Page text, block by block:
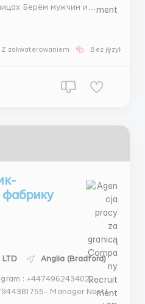
Z zakwaterowaniem Bez języka
Anglia (Bradford)
: +447496243402,
Manager Nestle